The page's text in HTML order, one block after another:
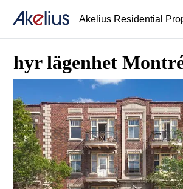
Akelius Residential
hyr lägenhet